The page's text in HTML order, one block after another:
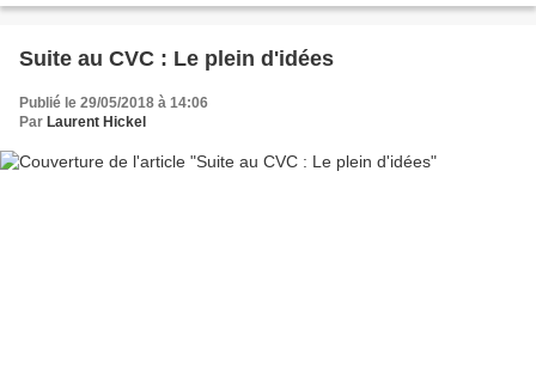
Suite au CVC : Le plein d'idées
Publié le 29/05/2018 à 14:06
Par Laurent Hickel